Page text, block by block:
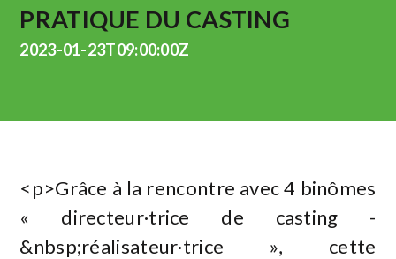
PRATIQUE DU CASTING
2023-01-23T09:00:00Z
<p>Grâce à la rencontre avec 4 binômes
« directeur·trice de casting -
&nbsp;réalisateur·trice », cette